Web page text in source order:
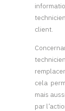
client.
cela
mais
par